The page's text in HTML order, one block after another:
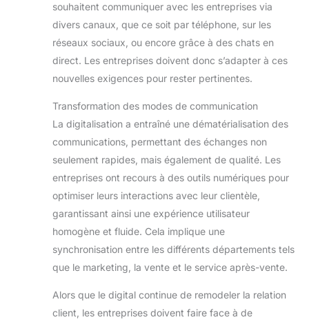
souhaitent communiquer avec les entreprises via
divers canaux, que ce soit par téléphone, sur les
réseaux sociaux, ou encore grâce à des chats en
direct. Les entreprises doivent donc s’adapter à ces
nouvelles exigences pour rester pertinentes.
Transformation des modes de communication
La digitalisation a entraîné une dématérialisation des
communications, permettant des échanges non
seulement rapides, mais également de qualité. Les
entreprises ont recours à des outils numériques pour
optimiser leurs interactions avec leur clientèle,
garantissant ainsi une expérience utilisateur
homogène et fluide. Cela implique une
synchronisation entre les différents départements tels
que le marketing, la vente et le service après-vente.
Alors que le digital continue de remodeler la relation
client, les entreprises doivent faire face à de